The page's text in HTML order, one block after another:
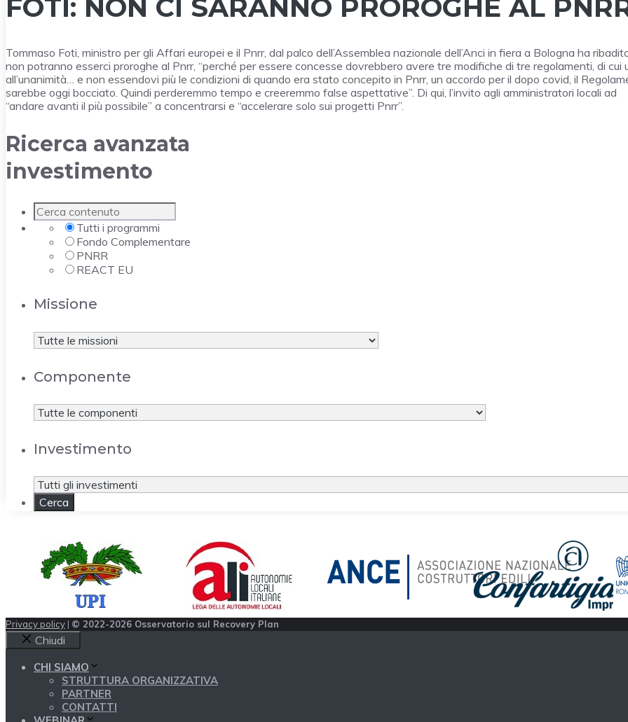
FOTI: NON CI SARANNO PROROGHE AL
Tommaso Foti, ministro per gli Affari europei e il Pnrr, dal palco dell’Assemblea nazionale dell’Anci in fiera a Bologna ha
non potranno esserci proroghe al Pnrr, “perché per essere concesse dovrebbero avere tre modifiche di tre regolamenti, di cui
all’unanimità… e non essendovi più le condizioni di quando era stato concepito in Pnrr, un accordo per il dopo covid, il
sarebbe oggi bocciato. Quindi perderemmo tempo e creeremmo false aspettative”. Di qui, l’invito agli amministratori locali ad
“andare avanti il più possibile” a concentrarsi e “accelerare solo sui progetti Pnrr”.
Ricerca avanzata
investimento
Tutti i programmi
Fondo Complementare
PNRR
REACT EU
Missione
Componente
Investimento
Privacy policy | © 2022-2026 Osservatorio sul Recovery Plan
Chiudi
CHI SIAMO
STRUTTURA ORGANIZZATIVA
PARTNER
CONTATTI